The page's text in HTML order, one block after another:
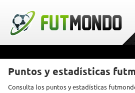
Puntos y estadísticas
Consulta los puntos y estadísticas